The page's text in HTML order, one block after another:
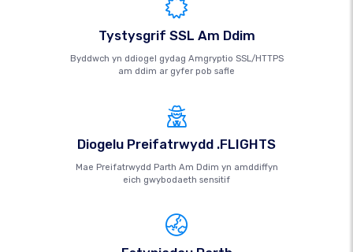
Tystysgrif SSL Am Ddim
Byddwch yn ddiogel gydag Amgryptio SSL/HTTPS
am ddim ar gyfer pob safle
Diogelu Preifatrwydd .FLIGHTS
Mae Preifatrwydd Parth Am Ddim yn amddiffyn
eich gwybodaeth sensitif